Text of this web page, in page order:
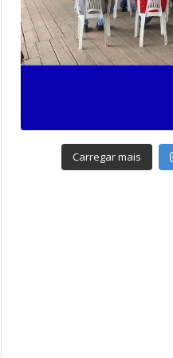
Carregar mais